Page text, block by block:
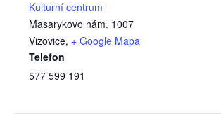
Kulturní centrum
Masarykovo nám. 1007
Vizovice, + Google Mapa
Telefon
577 599 191